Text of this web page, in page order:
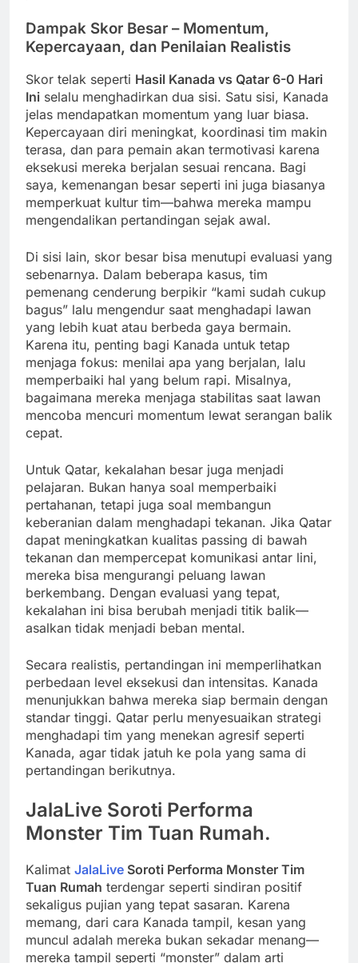
Dampak Skor Besar – Momentum,
Kepercayaan, dan Penilaian Realistis
Skor telak seperti Hasil Kanada vs Qatar 6-0 Hari
Ini selalu menghadirkan dua sisi. Satu sisi, Kanada
jelas mendapatkan momentum yang luar biasa.
Kepercayaan diri meningkat, koordinasi tim makin
terasa, dan para pemain akan termotivasi karena
eksekusi mereka berjalan sesuai rencana. Bagi
saya, kemenangan besar seperti ini juga biasanya
memperkuat kultur tim—bahwa mereka mampu
mengendalikan pertandingan sejak awal.
Di sisi lain, skor besar bisa menutupi evaluasi yang
sebenarnya. Dalam beberapa kasus, tim
pemenang cenderung berpikir “kami sudah cukup
bagus” lalu mengendur saat menghadapi lawan
yang lebih kuat atau berbeda gaya bermain.
Karena itu, penting bagi Kanada untuk tetap
menjaga fokus: menilai apa yang berjalan, lalu
memperbaiki hal yang belum rapi. Misalnya,
bagaimana mereka menjaga stabilitas saat lawan
mencoba mencuri momentum lewat serangan balik
cepat.
Untuk Qatar, kekalahan besar juga menjadi
pelajaran. Bukan hanya soal memperbaiki
pertahanan, tetapi juga soal membangun
keberanian dalam menghadapi tekanan. Jika Qatar
dapat meningkatkan kualitas passing di bawah
tekanan dan mempercepat komunikasi antar lini,
mereka bisa mengurangi peluang lawan
berkembang. Dengan evaluasi yang tepat,
kekalahan ini bisa berubah menjadi titik balik—
asalkan tidak menjadi beban mental.
Secara realistis, pertandingan ini memperlihatkan
perbedaan level eksekusi dan intensitas. Kanada
menunjukkan bahwa mereka siap bermain dengan
standar tinggi. Qatar perlu menyesuaikan strategi
menghadapi tim yang menekan agresif seperti
Kanada, agar tidak jatuh ke pola yang sama di
pertandingan berikutnya.
JalaLive Soroti Performa
Monster Tim Tuan Rumah.
Kalimat JalaLive Soroti Performa Monster Tim
Tuan Rumah terdengar seperti sindiran positif
sekaligus pujian yang tepat sasaran. Karena
memang, dari cara Kanada tampil, kesan yang
muncul adalah mereka bukan sekadar menang—
mereka tampil seperti “monster” dalam arti